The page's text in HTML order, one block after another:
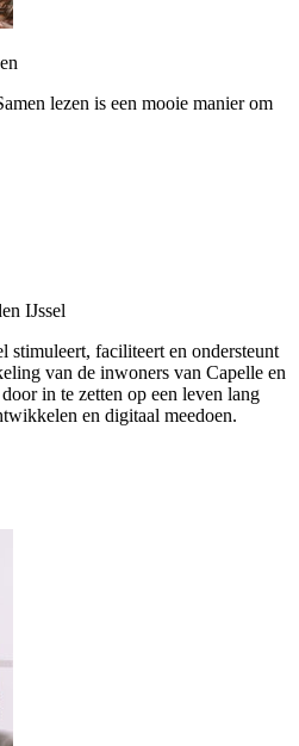
lezen is een mooie manier om
IJssel
stimuleert, faciliteert en ondersteunt
van de inwoners van Capelle en
in te zetten op een leven lang
en digitaal meedoen.